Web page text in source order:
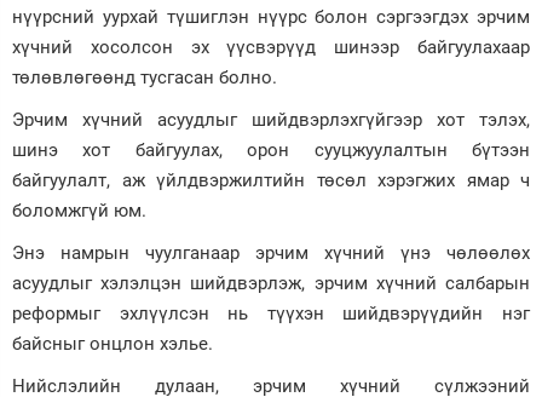
нүүрсний уурхай түшиглэн нүүрс болон сэргээгдэх эрчим
хүчний хосолсон эх үүсвэрүүд шинээр байгуулахаар
төлөвлөгөөнд тусгасан болно.
Эрчим хүчний асуудлыг шийдвэрлэхгүйгээр хот тэлэх,
шинэ хот байгуулах, орон сууцжуулалтын бүтээн
байгуулалт, аж үйлдвэржилтийн төсөл хэрэгжих ямар ч
боломжгүй юм.
Энэ намрын чуулганаар эрчим хүчний үнэ чөлөөлөх
асуудлыг хэлэлцэн шийдвэрлэж, эрчим хүчний салбарын
реформыг эхлүүлсэн нь түүхэн шийдвэрүүдийн нэг
байсныг онцлон хэлье.
Нийслэлийн дулаан, эрчим хүчний сүлжээний